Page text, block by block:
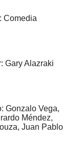
Comedia
Gary Alazraki
Gonzalo Vega,
Méndez,
Juan Pablo